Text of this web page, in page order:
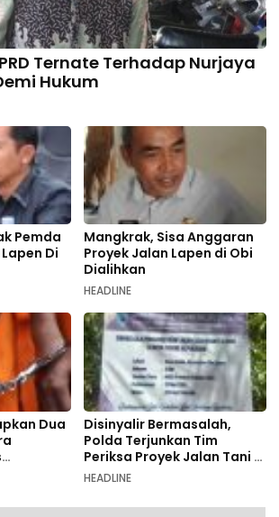
Ternate Terhadap Nurjaya
Hukum
Pemda
Di
Mangkrak, Sisa Anggaran
Proyek Jalan Lapen di Obi
Dialihkan
HEADLINE
Dua
Disinyalir Bermasalah,
Polda Terjunkan Tim
Periksa Proyek Jalan Tani di
Galala
HEADLINE